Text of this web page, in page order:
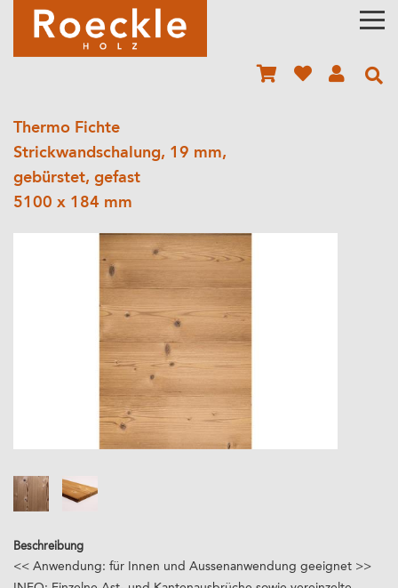
Thermo Fichte
Strickwandschalung, 19 mm,
gebürstet, gefast
5100 x 184 mm
Beschreibung
<< Anwendung: für Innen und Aussenanwendung geeignet >>